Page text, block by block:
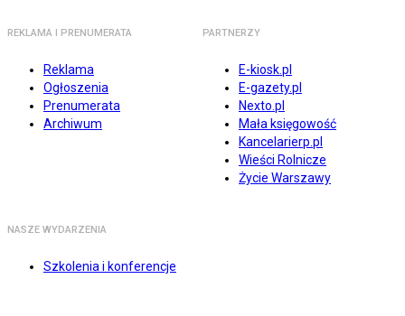
REKLAMA I PRENUMERATA
Reklama
Ogłoszenia
Prenumerata
Archiwum
PARTNERZY
E-kiosk.pl
E-gazety.pl
Nexto.pl
Mała księgowość
Kancelarierp.pl
Wieści Rolnicze
Życie Warszawy
NASZE WYDARZENIA
Szkolenia i konferencje